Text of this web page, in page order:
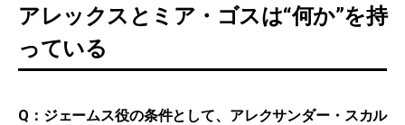
アレックスとミア・ゴスは“何か”を持
っている
Q：ジェームス役の条件として、アレクサンダー・スカル